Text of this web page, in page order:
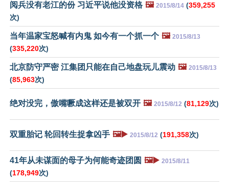
阅兵没有老江的份 习近平说他没资格 🖼️ 2015/8/14 (359,255
次)
当年温家宝怒喊有内鬼 如今有一个抓一个 🖼️ 2015/8/13
(335,220次)
北京防守严密 江集团只能在自己地盘玩儿震动 🖼️ 2015/8/13
(85,963次)
绝对没完，傲嘴噘成这样还是被双开 🖼️ 2015/8/12 (81,129次)
双重胎记 轮回转生捉拿凶手 🖼️▶️ 2015/8/12 (191,358次)
41年从未谋面的母子为何能奇迹团圆 🖼️▶️ 2015/8/11
(178,949次)